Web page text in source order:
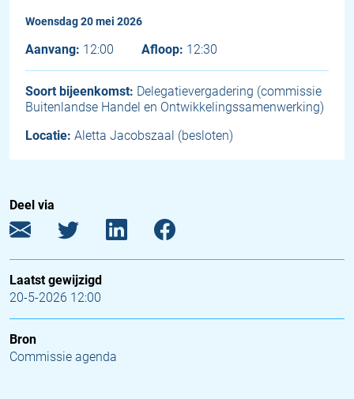
woensdag 20 mei 2026
Aanvang: 12:00 Afloop: 12:30
Soort bijeenkomst: Delegatievergadering (commissie
Buitenlandse Handel en Ontwikkelingssamenwerking)
Locatie: Aletta Jacobszaal (besloten)
Deel via
Laatst gewijzigd
20-5-2026 12:00
Bron
Commissie agenda